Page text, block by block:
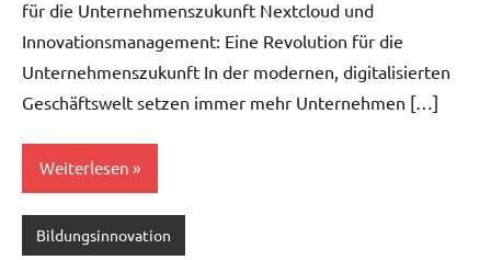
für die Unternehmenszukunft Nextcloud und
Innovationsmanagement: Eine Revolution für die
Unternehmenszukunft In der modernen, digitalisierten
Geschäftswelt setzen immer mehr Unternehmen […]
Weiterlesen
Bildungsinnovation